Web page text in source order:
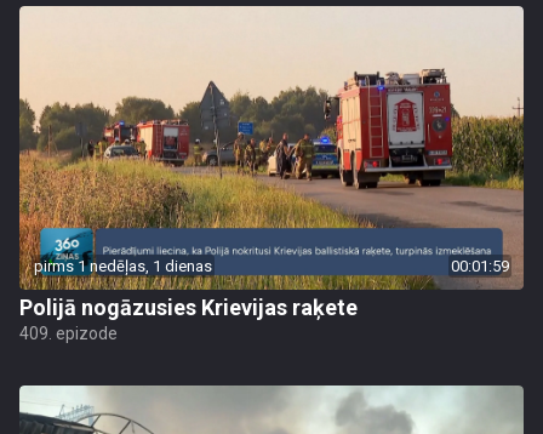
pirms 1 nedēļas, 1 dienas 00:01:59
Polijā nogāzusies Krievijas raķete
409. epizode